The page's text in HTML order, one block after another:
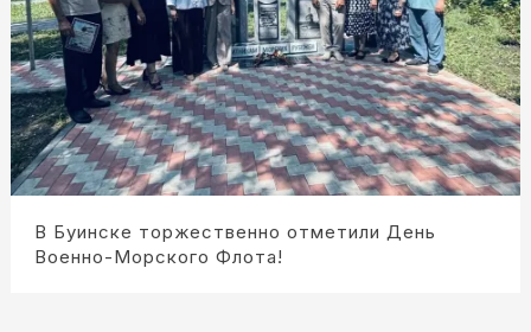
В Буинске торжественно отметили День
Военно-Морского Флота!